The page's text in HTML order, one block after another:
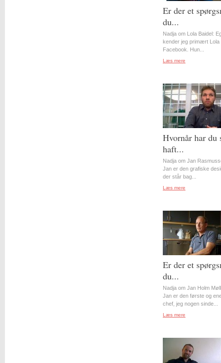
Er der et
du...
Nadja om Lola Baidel:
kender jeg primært Lola
Facebook. Hun...
Læs mere
Hvornår har du
haft...
Nadja om Jan
Jan er den grafiske
der står bag...
Læs mere
Er der et
du...
Nadja om Jan Holm
Jan er den første og
chef, jeg nogen sinde...
Læs mere